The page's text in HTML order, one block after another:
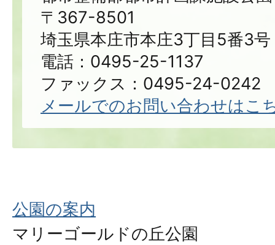
〒367-8501
埼玉県本庄市本庄3丁目5番3号
電話：0495-25-1137
ファックス：0495-24-0242
メールでのお問い合わせはこ
公園の案内
マリーゴールドの丘公園